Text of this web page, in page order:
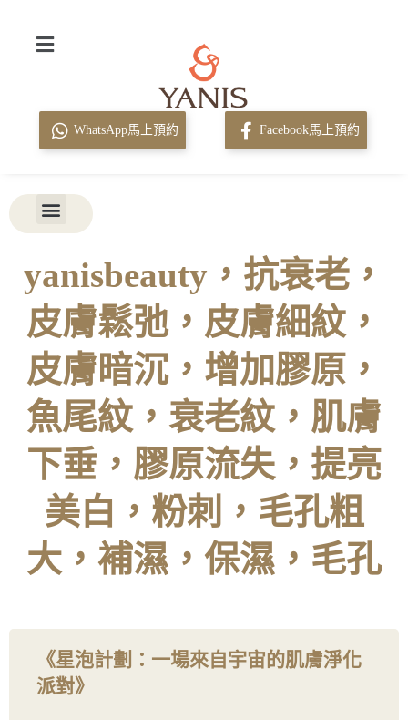
WhatsApp馬上預約 Facebook馬上預約
yanisbeauty，抗衰老，
皮膚鬆弛，皮膚細紋，
皮膚暗沉，增加膠原，
魚尾紋，衰老紋，肌膚
下垂，膠原流失，提亮
美白，粉刺，毛孔粗
大，補濕，保濕，毛孔
《星泡計劃：一場來自宇宙的肌膚淨化
派對》